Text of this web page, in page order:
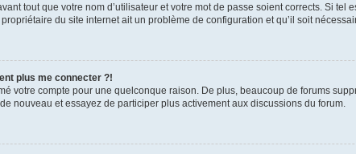
tout que votre nom d’utilisateur et votre mot de passe soient corrects. Si
du site internet ait un problème de configuration et qu’il soit
plus me connecter ?!
votre compte pour une quelconque raison. De plus, beaucoup de forums
nouveau et essayez de participer plus activement aux discussions du forum.